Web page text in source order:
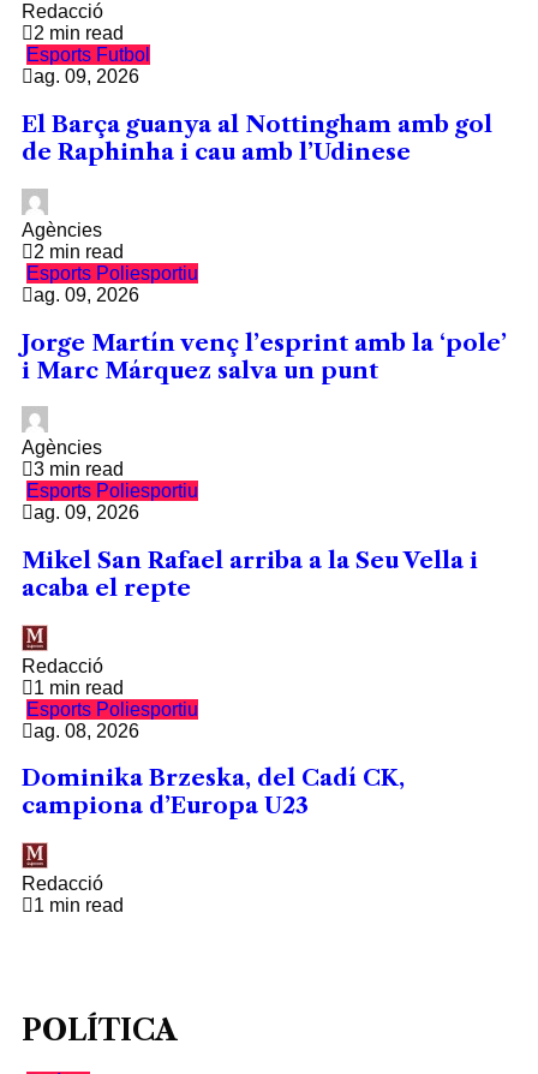
Redacció
2 min read
Esports Futbol
ag. 09, 2026
El Barça guanya al Nottingham amb gol
de Raphinha i cau amb l’Udinese
Agències
2 min read
Esports Poliesportiu
ag. 09, 2026
Jorge Martín venç l’esprint amb la ‘pole’
i Marc Márquez salva un punt
Agències
3 min read
Esports Poliesportiu
ag. 09, 2026
Mikel San Rafael arriba a la Seu Vella i
acaba el repte
Redacció
1 min read
Esports Poliesportiu
ag. 08, 2026
Dominika Brzeska, del Cadí CK,
campiona d’Europa U23
Redacció
1 min read
POLÍTICA